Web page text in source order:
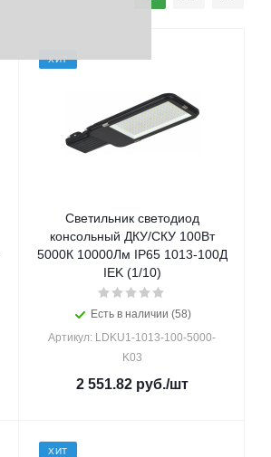
ХИТ
Светильник светодиод
консольный ДКУ/СКУ 100Вт
5000К 10000Лм IP65 1013-100Д
IEK (1/10)
Есть в наличии (58)
Артикул: LDKU1-1013-100-5000-
K03
2 551.82руб./шт
ХИТ